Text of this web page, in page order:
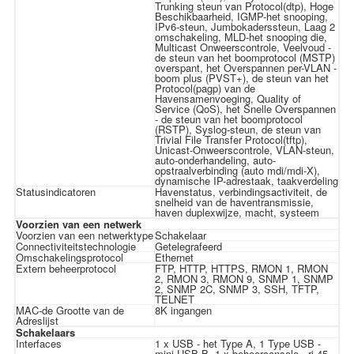
Trunking steun van Protocol(dtp), Hoge
Beschikbaarheid, IGMP-het snooping,
IPv6-steun, Jumbokaderssteun, Laag 2
omschakeling, MLD-het snooping die,
Multicast Onweerscontrole, Veelvoud -
de steun van het boomprotocol (MSTP)
overspant, het Overspannen per-VLAN -
boom plus (PVST+), de steun van het
Protocol(pagp) van de
Havensamenvoeging, Quality of
Service (QoS), het Snelle Overspannen
- de steun van het boomprotocol
(RSTP), Syslog-steun, de steun van
Trivial File Transfer Protocol(tftp),
Unicast-Onweerscontrole, VLAN-steun,
auto-onderhandeling, auto-
opstraalverbinding (auto mdi/mdi-X),
dynamische IP-adrestaak, taakverdeling
Statusindicatoren Havenstatus, verbindingsactiviteit, de
snelheid van de haventransmissie,
haven duplexwijze, macht, systeem
Voorzien van een netwerk
Voorzien van een netwerktypeSchakelaar
Connectiviteitstechnologie Getelegrafeerd
Omschakelingsprotocol Ethernet
Extern beheerprotocol FTP, HTTP, HTTPS, RMON 1, RMON
2, RMON 3, RMON 9, SNMP 1, SNMP
2, SNMP 2C, SNMP 3, SSH, TFTP,
TELNET
MAC-de Grootte van de
Adreslijst
8K ingangen
Schakelaars
Interfaces 1 x USB - het Type A, 1 Type USB -